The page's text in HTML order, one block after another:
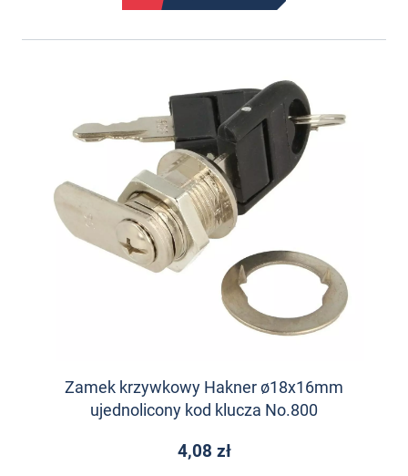
Zamek krzywkowy Hakner ø18x16mm
ujednolicony kod klucza No.800
4,08 zł